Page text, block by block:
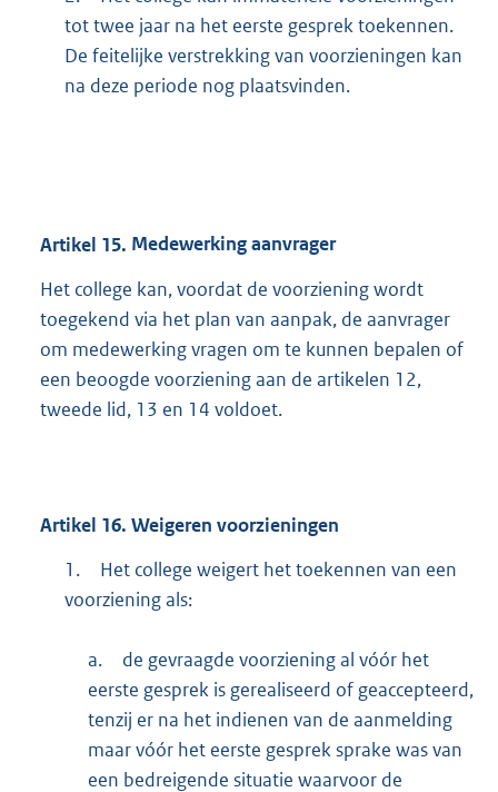
tot twee jaar na het eerste gesprek toekennen.
De feitelijke verstrekking van voorzieningen kan
na deze periode nog plaatsvinden.
Artikel 15. Medewerking aanvrager
Het college kan, voordat de voorziening wordt
toegekend via het plan van aanpak, de aanvrager
om medewerking vragen om te kunnen bepalen of
een beoogde voorziening aan de artikelen 12,
tweede lid, 13 en 14 voldoet.
Artikel 16. Weigeren voorzieningen
1.
Het college weigert het toekennen van een
voorziening als:
a.
de gevraagde voorziening al vóór het
eerste gesprek is gerealiseerd of geaccepteerd,
tenzij er na het indienen van de aanmelding
maar vóór het eerste gesprek sprake was van
een bedreigende situatie waarvoor de